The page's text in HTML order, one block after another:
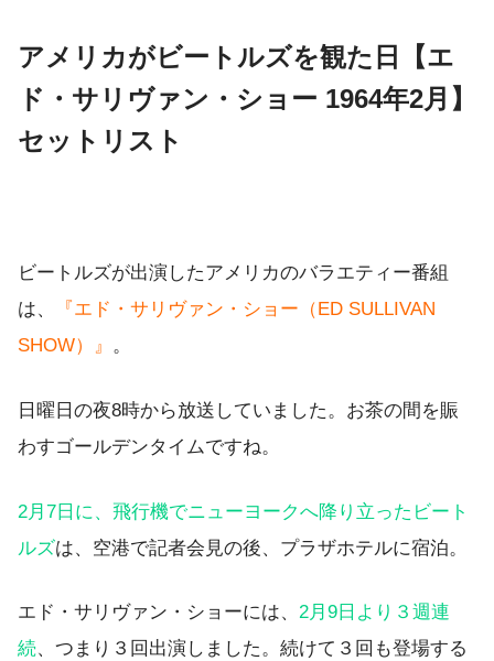
アメリカがビートルズを観た日【エ
ド・サリヴァン・ショー 1964年2月】
セットリスト
ビートルズが出演したアメリカのバラエティー番組
は、
『エド・サリヴァン・ショー（ED SULLIVAN
SHOW）』 。
日曜日の夜8時から放送していました。お茶の間を賑
わすゴールデンタイムですね。
2月7日に、飛行機でニューヨークへ降り立ったビート
ルズは、空港で記者会見の後、プラザホテルに宿泊。
エド・サリヴァン・ショーには、 2月9日より３週連
続、つまり３回出演しました。続けて３回も登場する